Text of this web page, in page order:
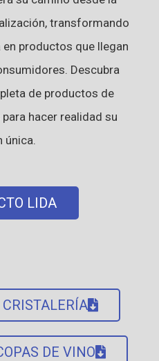
transformando
productos que llegan
Descubra
de productos de
hacer realidad su
única.
LIDA
CRISTALERÍA
DE VINO